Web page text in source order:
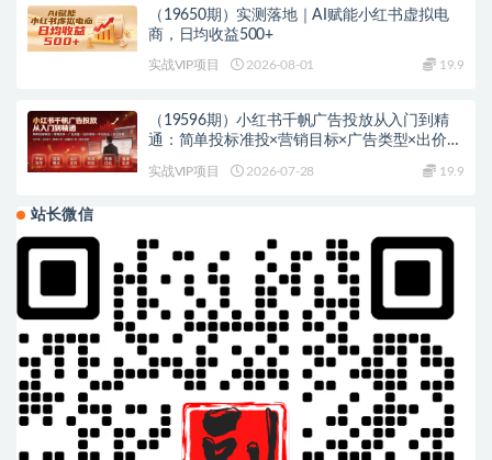
（19650期）实测落地｜AI赋能小红书虚拟电
商，日均收益500+
实战VIP项目 2026-08-01 19.9
（19596期）小红书千帆广告投放从入门到精
通：简单投标准投×营销目标×广告类型×出价定
实战VIP项目 2026-07-28 19.9
站长微信